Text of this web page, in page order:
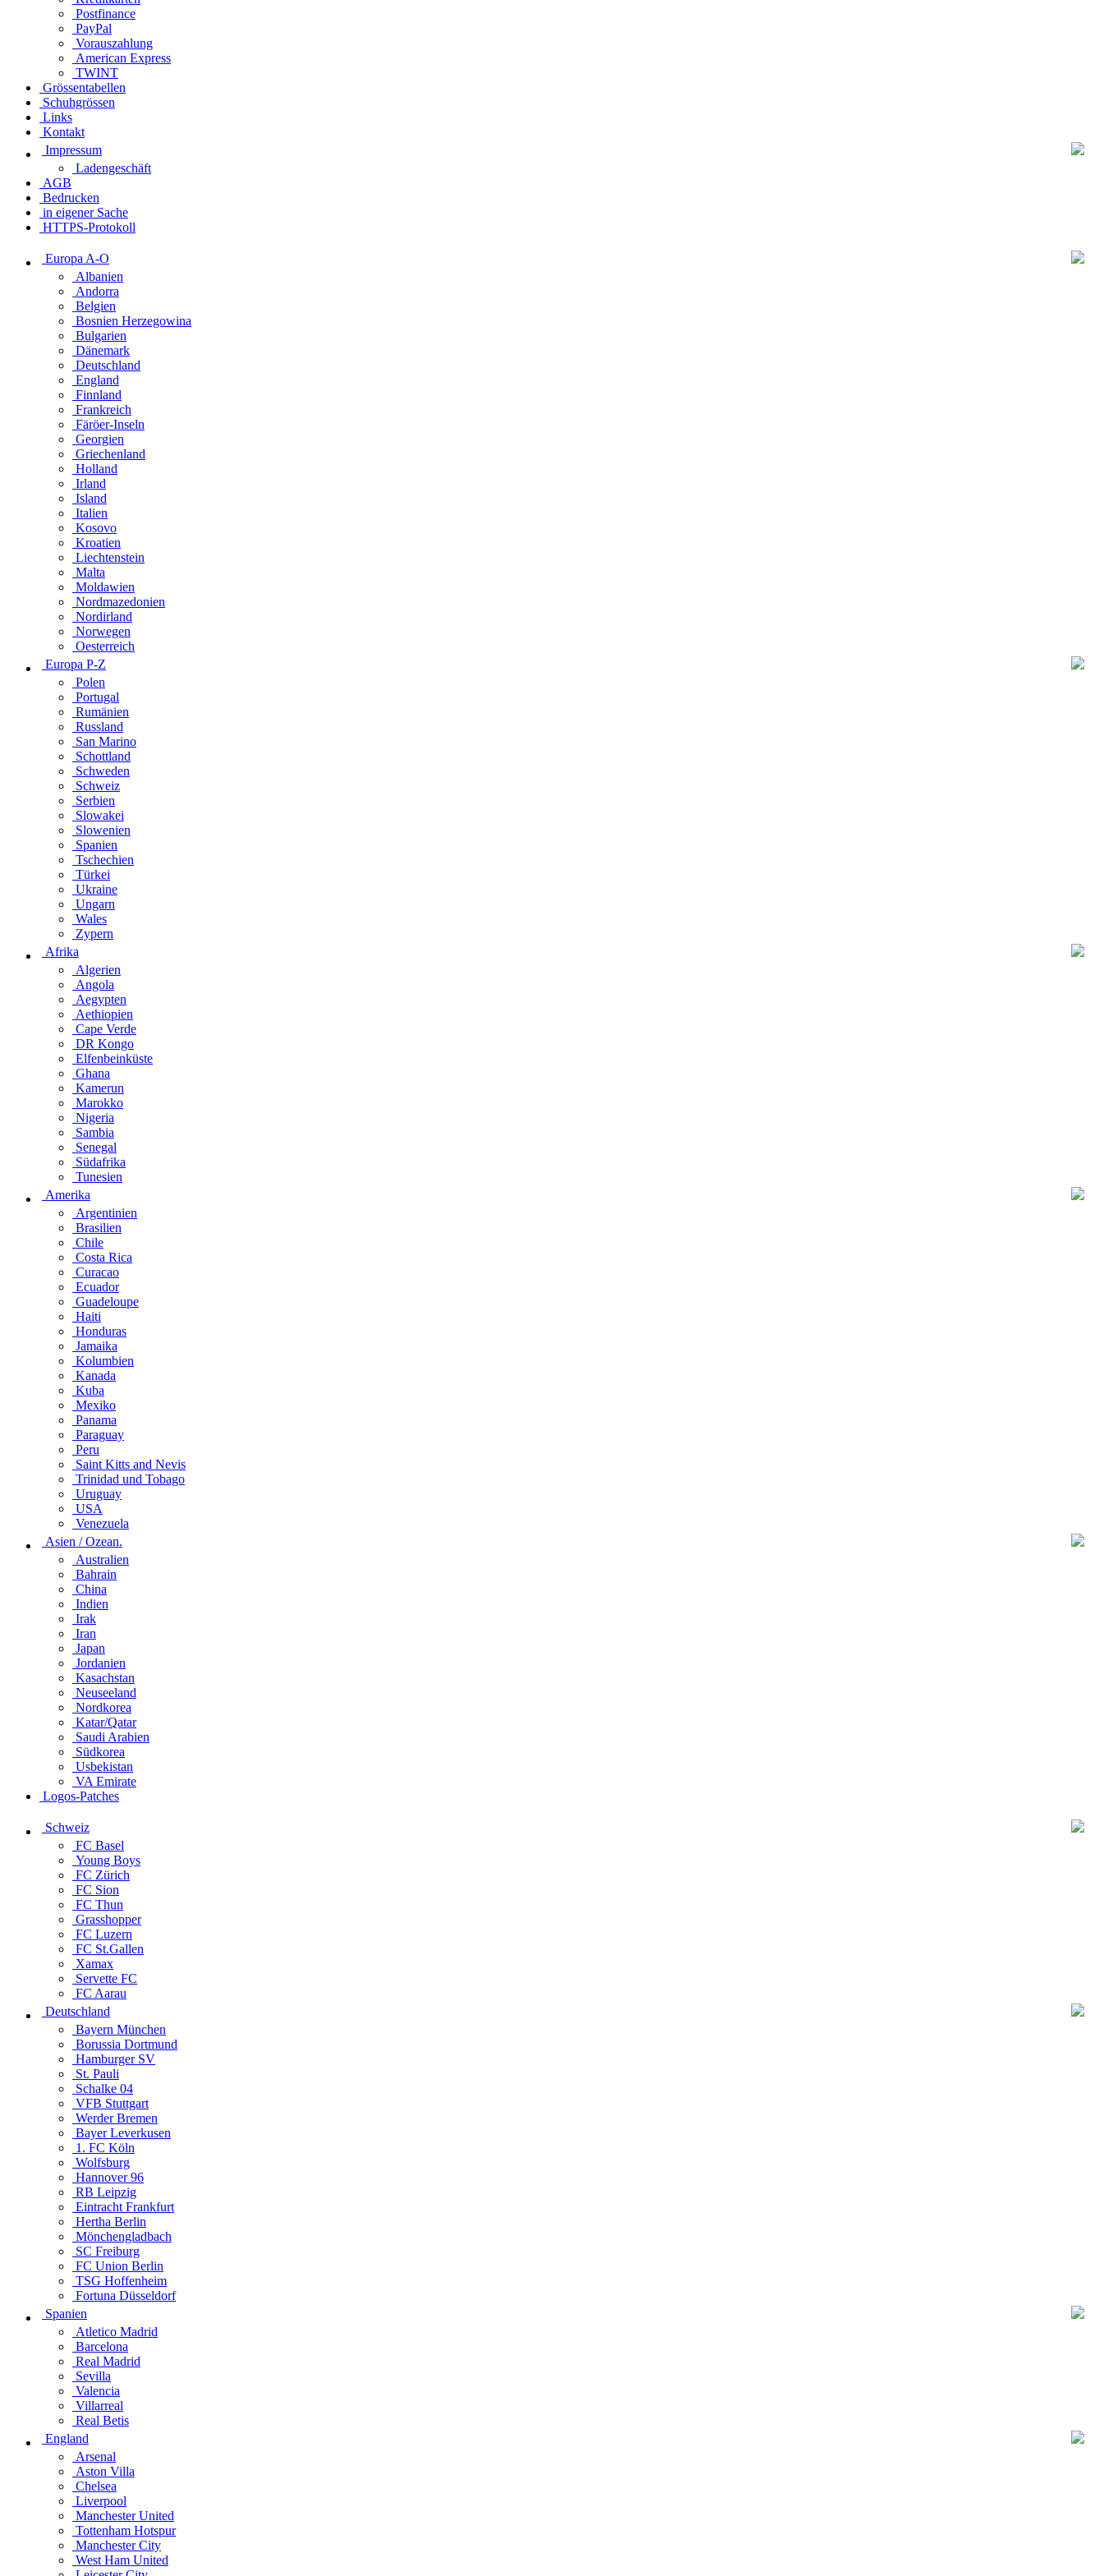
Postfinance
PayPal
Vorauszahlung
American Express
TWINT
Grössentabellen
Schuhgrössen
Links
Kontakt
Impressum
Ladengeschäft
AGB
Bedrucken
in eigener Sache
HTTPS-Protokoll
Europa A-O
Albanien
Andorra
Belgien
Bosnien Herzegowina
Bulgarien
Dänemark
Deutschland
England
Finnland
Frankreich
Färöer-Inseln
Georgien
Griechenland
Holland
Irland
Island
Italien
Kosovo
Kroatien
Liechtenstein
Malta
Moldawien
Nordmazedonien
Nordirland
Norwegen
Oesterreich
Europa P-Z
Polen
Portugal
Rumänien
Russland
San Marino
Schottland
Schweden
Schweiz
Serbien
Slowakei
Slowenien
Spanien
Tschechien
Türkei
Ukraine
Ungarn
Wales
Zypern
Afrika
Algerien
Angola
Aegypten
Aethiopien
Cape Verde
DR Kongo
Elfenbeinküste
Ghana
Kamerun
Marokko
Nigeria
Sambia
Senegal
Südafrika
Tunesien
Amerika
Argentinien
Brasilien
Chile
Costa Rica
Curacao
Ecuador
Guadeloupe
Haiti
Honduras
Jamaika
Kolumbien
Kanada
Kuba
Mexiko
Panama
Paraguay
Peru
Saint Kitts and Nevis
Trinidad und Tobago
Uruguay
USA
Venezuela
Asien / Ozean.
Australien
Bahrain
China
Indien
Irak
Iran
Japan
Jordanien
Kasachstan
Neuseeland
Nordkorea
Katar/Qatar
Saudi Arabien
Südkorea
Usbekistan
VA Emirate
Logos-Patches
Schweiz
FC Basel
Young Boys
FC Zürich
FC Sion
FC Thun
Grasshopper
FC Luzern
FC St.Gallen
Xamax
Servette FC
FC Aarau
Deutschland
Bayern München
Borussia Dortmund
Hamburger SV
St. Pauli
Schalke 04
VFB Stuttgart
Werder Bremen
Bayer Leverkusen
1. FC Köln
Wolfsburg
Hannover 96
RB Leipzig
Eintracht Frankfurt
Hertha Berlin
Mönchengladbach
SC Freiburg
FC Union Berlin
TSG Hoffenheim
Fortuna Düsseldorf
Spanien
Atletico Madrid
Barcelona
Real Madrid
Sevilla
Valencia
Villarreal
Real Betis
England
Arsenal
Aston Villa
Chelsea
Liverpool
Manchester United
Tottenham Hotspur
Manchester City
West Ham United